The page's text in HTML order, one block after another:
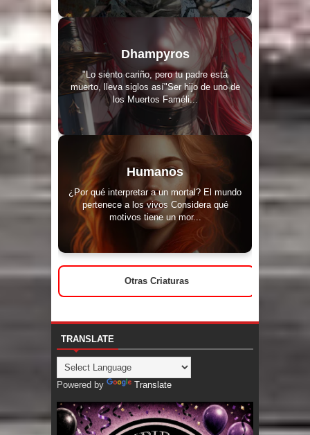
Dhampyros
"Lo siento cariño, pero tu padre está
muerto, lleva siglos así"Ser hijo de uno de
los Muertos Faméli...
Humanos
¿Por qué interpretar a un mortal? El mundo
pertenece a los vivos Considera qué
motivos tiene un mor...
Otras Criaturas
TRANSLATE
Powered by Translate